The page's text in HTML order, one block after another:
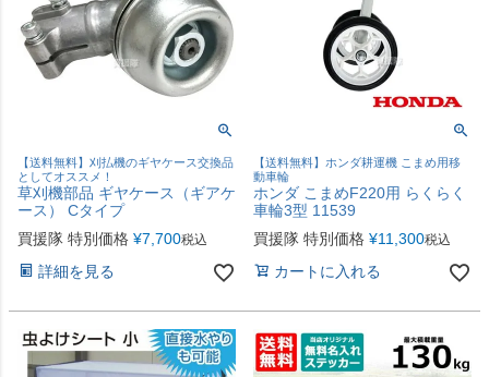
【送料無料】刈払機のギヤケース交換品
としてオススメ！
草刈機部品 ギヤケース（ギアケ
ース） Cタイプ
買援隊 特別価格 ¥7,700税込
詳細を見る
【送料無料】ホンダ耕運機 こまめ用移
動車輪
ホンダ こまめF220用 らくらく
車輪3型 11539
買援隊 特別価格 ¥11,300税込
カートに入れる